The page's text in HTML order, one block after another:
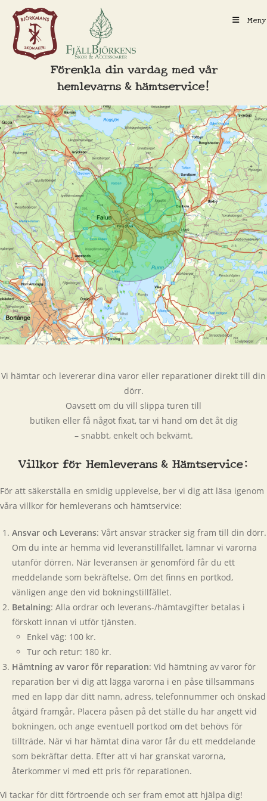
Hoppa
innehållet
Meny
Förenkla din vardag med vår
hemlevarns & hämtservice!
Vi hämtar och levererar dina varor eller reparationer direkt till din
dörr.
Oavsett om du vill slippa turen till
butiken eller få något fixat, tar vi hand om det åt dig
– snabbt, enkelt och bekvämt.
Villkor för Hemleverans & Hämtservice:
För att säkerställa en smidig upplevelse, ber vi dig att läsa igenom
våra villkor för hemleverans och hämtservice:
Ansvar och Leverans: Vårt ansvar sträcker sig fram till din dörr.
Om du inte är hemma vid leveranstillfället, lämnar vi varorna
utanför dörren. När leveransen är genomförd får du ett
meddelande som bekräftelse. Om det finns en portkod,
vänligen ange den vid bokningstillfället.
Betalning: Alla ordrar och leverans-/hämtavgifter betalas i
förskott innan vi utför tjänsten.
Enkel väg: 100 kr.
Tur och retur: 180 kr.
Hämtning av varor för reparation: Vid hämtning av varor för
reparation ber vi dig att lägga varorna i en påse tillsammans
med en lapp där ditt namn, adress, telefonnummer och önskad
åtgärd framgår. Placera påsen på det ställe du har angett vid
bokningen, och ange eventuell portkod om det behövs för
tillträde. När vi har hämtat dina varor får du ett meddelande
som bekräftar detta. Efter att vi har granskat varorna,
återkommer vi med ett pris för reparationen.
Vi tackar för ditt förtroende och ser fram emot att hjälpa dig!